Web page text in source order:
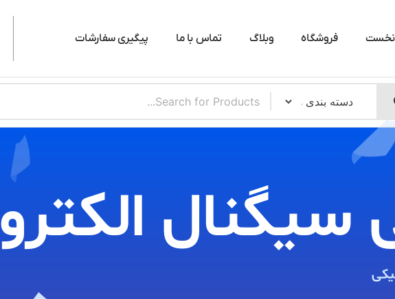
فروشگاه وبلاگ تماس با ما پیگیری سفارشات
سیگنال الکترو​